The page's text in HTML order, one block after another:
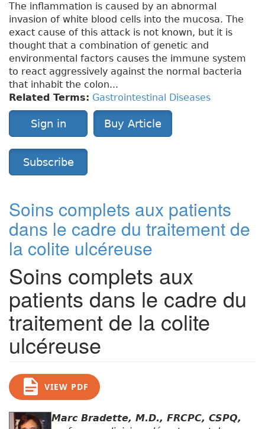
The inflammation is caused by an abnormal
invasion of white blood cells into the mucosa. The
exact cause of this attack is not known, but it is
thought that a combination of genetic and
environmental factors causes the immune system
to react aggressively against the normal bacteria
that inhabit the colon...
Related Terms: Gastrointestinal Diseases
Sign in Buy Article
Subscribe
Soins complets aux patients
dans le cadre du traitement de
la colite ulcéreuse
Soins complets aux
patients dans le cadre du
traitement de la colite
ulcéreuse
VIEW PDF
Marc Bradette, M.D., FRCPC, CSPQ,